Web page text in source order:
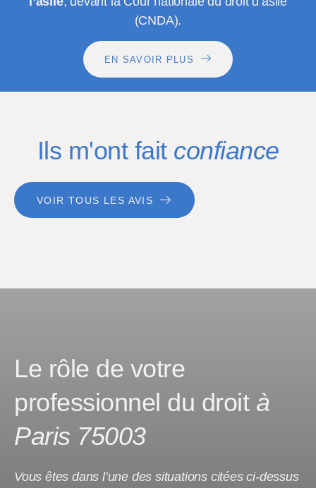
(CNDA).
EN SAVOIR PLUS
Ils m'ont fait confiance
VOIR TOUS LES AVIS
Le rôle de votre
professionnel du droit à
Paris 75003
Vous êtes dans l’une des situations citées ci-dessus